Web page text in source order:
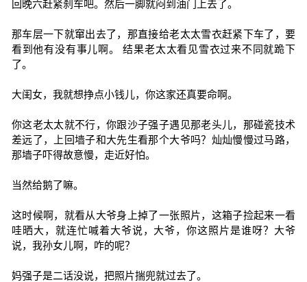
回晚六赶紧刹车吧。然后一脚就闷到油门上去了。
那车层一下就窜出去了，那直接给老太太雪衣赶紧下车了，要
看到他有没有事儿啊。 结果老太太看见雪衣过来不同就跪下
了。
大闺女，我就想挣点小钱儿，你这家还真要命啊。
你这老太太就不行，你跟沙子强子遇见那老头儿，那碰瓷技术
差远了，上回墙子和大先生看那个大爷吗？灿灿慢慢过马路，
那墙子吓得故意慢，走近好怕。
当然给鹅了嘛。
这时候啊，就看从大爷身上掉了一张照片，这箱子捡起来一看
哇晒大，就连忙喊着大爷说，大爷，你这照片是谁呀？大爷
说，我孙女儿啊，咋的呢？
妈强子是二话没说，把照片揣兜就过去了。